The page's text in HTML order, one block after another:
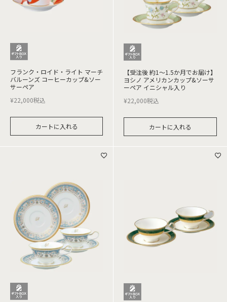
フランク・ロイド・ライト マーチ
バルーンズ コーヒーカップ&ソー
サーペア
¥22,000税込
カートに入れる
【受注後 約1～1.5か月でお届け】
ヨシノ アメリカンカップ&ソーサ
ーペア イニシャル入り
¥22,000税込
カートに入れる